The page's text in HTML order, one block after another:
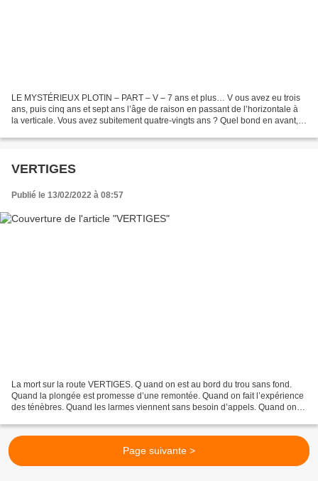
LE MYSTÉRIEUX PLOTIN – PART – V – 7 ans et plus… V ous avez eu trois
ans, puis cinq ans et sept ans l’âge de raison en passant de l’horizontale à
la verticale. Vous avez subitement quatre-vingts ans ? Quel bond en avant,
VERTIGES
Publié le 13/02/2022 à 08:57
La mort sur la route VERTIGES. Q uand on est au bord du trou sans fond.
Quand la plongée est promesse d’une remontée. Quand on fait l’expérience
des ténèbres. Quand les larmes viennent sans besoin d’appels. Quand on
Page suivante >